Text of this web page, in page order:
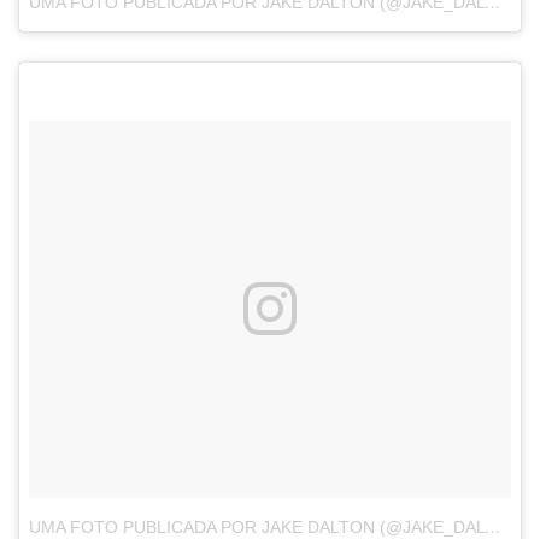
UMA FOTO PUBLICADA POR JAKE DALTON (@JAKE_DALTON)